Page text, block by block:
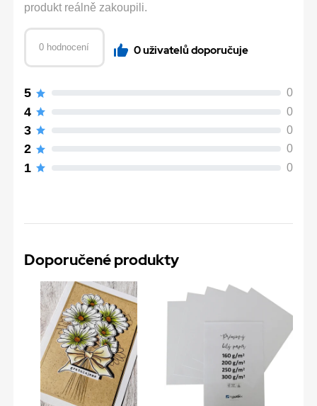
produkt reálně zakoupili.
0 hodnocení 0 uživatelů doporučuje
5 0
4 0
3 0
2 0
1 0
Doporučené produkty